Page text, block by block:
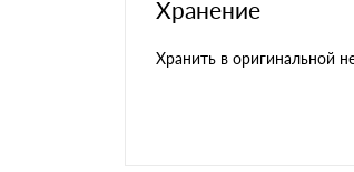
Хранение
Хранить в оригинальной